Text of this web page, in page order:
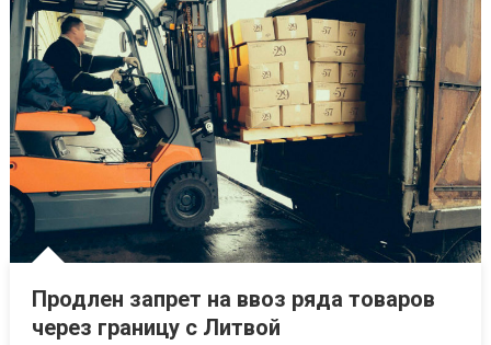
Продлен запрет на ввоз ряда товаров
через границу с Литвой